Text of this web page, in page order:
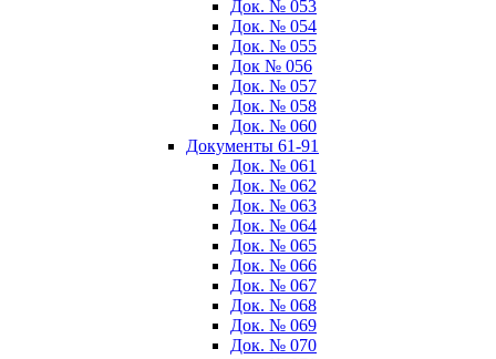
Док. № 053
Док. № 054
Док. № 055
Док № 056
Док. № 057
Док. № 058
Док. № 060
Документы 61-91
Док. № 061
Док. № 062
Док. № 063
Док. № 064
Док. № 065
Док. № 066
Док. № 067
Док. № 068
Док. № 069
Док. № 070